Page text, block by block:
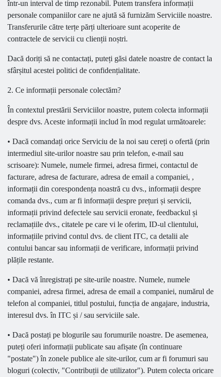
într-un interval de timp rezonabil. Putem transfera informații
personale companiilor care ne ajută să furnizăm Serviciile noastre.
Transferurile către terțe părți ulterioare sunt acoperite de
contractele de servicii cu clienții noștri.
Dacă doriți să ne contactați, puteți găsi datele noastre de contact la
sfârșitul acestei politici de confidențialitate.
2. Ce informații personale colectăm?
În contextul prestării Serviciilor noastre, putem colecta informații
despre dvs. Aceste informații includ în mod regulat următoarele:
• Dacă comandați orice Serviciu de la noi sau cereți o ofertă (prin
intermediul site-urilor noastre sau prin telefon, e-mail sau
scrisoare): Numele, numele firmei, adresa firmei, contactul de
facturare, adresa de facturare, adresa de email a companiei, ,
informații din corespondența noastră cu dvs., informații despre
comanda dvs., cum ar fi informații despre prețuri și servicii,
informații privind defectele sau servicii eronate, feedbackul și
reclamațiile dvs., citatele pe care vi le oferim, ID-ul clientului,
informațiile privind contul dvs. de client ITC, ca detalii ale
contului bancar sau informații de verificare, informații privind
plățile restante.
• Dacă vă înregistrați pe site-urile noastre. Numele, numele
companiei, adresa firmei, adresa de email a companiei, numărul de
telefon al companiei, titlul postului, funcția de angajare, industria,
interesul dvs. în ITC și / sau serviciile sale.
• Dacă postați pe blogurile sau forumurile noastre. De asemenea,
puteți oferi informații publicate sau afișate (în continuare
"postate") în zonele publice ale site-urilor, cum ar fi forumuri sau
bloguri (colectiv, "Contribuții de utilizator"). Putem colecta oricare